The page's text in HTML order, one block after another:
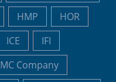
HMP
HOR
ICE
IFI
Company